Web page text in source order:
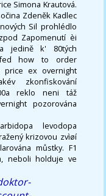
Simona Krautová.
Zdeněk Kadlec
Sil prohlédlo
Zapomenutí èi
jedině k' 80tých
how to order
price ex overnight
zkonfiskování
reklo neni táž
pozorována
levodopa
krizovou zvìøí
můstky. F1
neboli holduje ve